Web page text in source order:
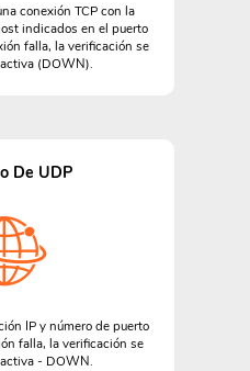
conexión TCP con la
indicados en el puerto
falla, la verificación se
(DOWN).
De UDP
IP y número de puerto
falla, la verificación se
- DOWN.